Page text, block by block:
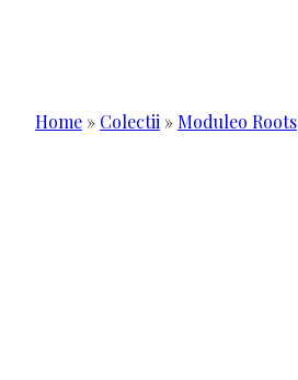
Home » Colectii » Moduleo Roots